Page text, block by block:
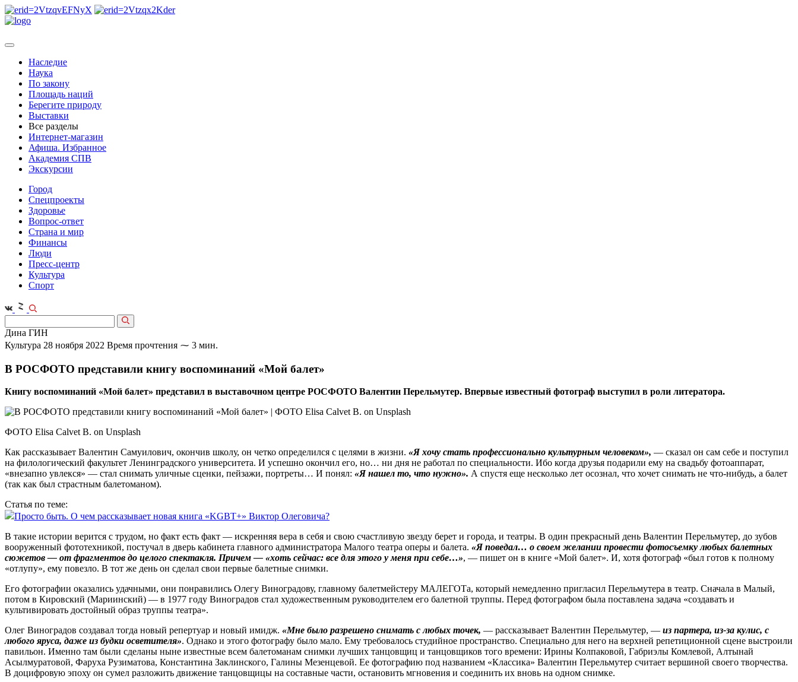
Наследие
Наука
По закону
Площадь наций
Берегите природу
Выставки
Все разделы
Интернет-магазин
Афиша. Избранное
Академия СПВ
Экскурсии
Город
Спецпроекты
Здоровье
Вопрос-ответ
Страна и мир
Финансы
Люди
Пресс-центр
Культура
Спорт
Дина ГИН
Культура 28 ноября 2022 Время прочтения ⁓ 3 мин.
В РОСФОТО представили книгу воспоминаний «Мой балет»
Книгу воспоминаний «Мой балет» представил в выставочном центре РОСФОТО Валентин Перельмутер. Впервые известный фотограф выступил в роли литератора.
ФОТО Elisa Calvet B. on Unsplash
Как рассказывает Валентин Самуилович, окончив школу, он четко определился с целями в жизни. «Я хочу стать профессионально культурным человеком», — сказал он сам себе и поступил
на филологический факультет Ленинградского университета. И успешно окончил его, но… ни дня не работал по специальности. Ибо когда друзья подарили ему на свадьбу фотоаппарат,
«внезапно увлекся» — стал снимать уличные сценки, пейзажи, портреты… И понял: «Я нашел то, что нужно». А ­спустя еще несколько лет осознал, что хочет снимать не что‑нибудь, а балет
(так как был страстным балетоманом).
Статья по теме:
Просто быть. О чем рассказывает новая книга «KGBT+» Виктор Олеговича?
В такие истории верится с трудом, но факт есть факт — искренняя вера в себя и свою счастливую звезду берет и города, и театры. В один прекрасный день Валентин Перельмутер, до зубов
вооруженный фототехникой, постучал в дверь кабинета главного администратора Малого театра оперы и балета. «Я поведал… о своем желании провести фотосъемку любых балетных
сюжетов — от фрагментов до целого спектакля. Причем — «хоть сейчас: все для этого у меня при себе…», — пишет он в книге «Мой балет». И, хотя фотограф «был готов к полному
«отлупу», ему повезло. В тот же день он сделал свои первые балетные снимки.
Его фотографии оказались удачными, они понравились Олегу Виноградову, главному балетмейстеру МАЛЕГОТа, который немедленно пригласил Перельмутера в театр. Сначала в Малый,
потом в Кировский (Мариинский) — в 1977 году Виноградов стал художественным руководителем его балетной труппы. Перед фотографом была поставлена задача «создавать и
культивировать достойный образ труппы театра».
Олег Виноградов создавал тогда новый репертуар и новый имидж. «Мне было разрешено снимать с любых точек, — рассказывает Валентин Перельмутер, — из партера, из‑за кулис, с
любого яруса, даже из будки осветителя». Однако и этого фотографу было мало. Ему требовалось студийное пространство. Специально для него на верхней репетиционной сцене выстроили
павильон. Именно там были сделаны ныне известные всем балетоманам снимки лучших танцовщиц и танцовщиков того времени: Ирины Колпаковой, Габриэлы Комлевой, Алтынай
Асылмуратовой, Фаруха Рузиматова, Константина Заклинского, Галины Мезенцевой. Ее фотографию под названием «Классика» Валентин Перельмутер считает вершиной своего творчества.
В доцифровую эпоху он сумел разложить движение танцовщицы на составные части, остановить мгновения и соединить их вновь на одном снимке.